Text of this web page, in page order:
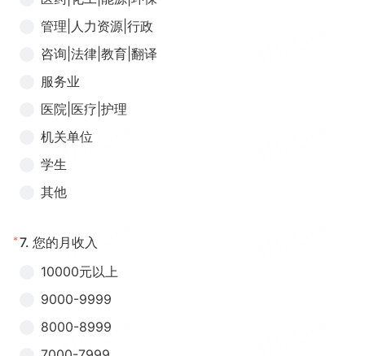
管理|人力资源|行政
咨询|法律|教育|翻译
服务业
医院|医疗|护理
机关单位
学生
其他
*7. 您的月收入
10000元以上
9000-9999
8000-8999